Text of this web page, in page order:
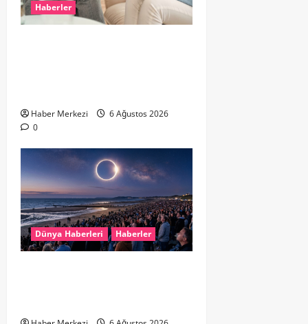
Haberler
Haber Merkezi
6 Ağustos 2026
0
Dünya Haberleri Haberler